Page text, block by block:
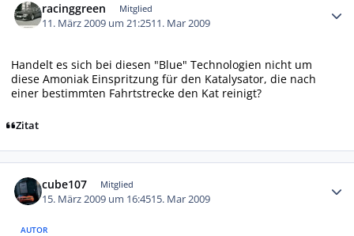
racinggreen Mitglied
11. März 2009 um 21:2511. Mar 2009
Handelt es sich bei diesen "Blue" Technologien nicht um
diese Amoniak Einspritzung für den Katalysator, die nach
einer bestimmten Fahrtstrecke den Kat reinigt?
Zitat
cube107 Mitglied
15. März 2009 um 16:4515. Mar 2009
AUTOR